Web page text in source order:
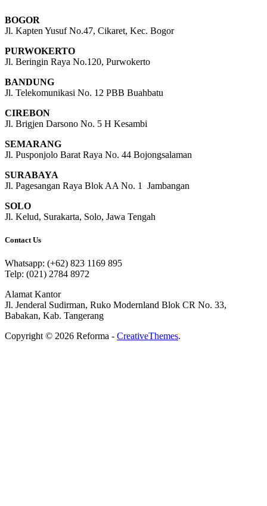
BOGOR
Jl. Kapten Yusuf No.47, Cikaret, Kec. Bogor
PURWOKERTO
Jl. Beringin Raya No.120, Purwokerto
BANDUNG
Jl. Telekomunikasi No. 12 PBB Buahbatu
CIREBON
Jl. Brigjen Darsono No. 5 H Kesambi
SEMARANG
Jl. Pusponjolo Barat Raya No. 44 Bojongsalaman
SURABAYA
Jl. Pagesangan Raya Blok AA No. 1 Jambangan
SOLO
Jl. Kelud, Surakarta, Solo, Jawa Tengah
Contact Us
Whatsapp: (+62) 823 1169 895
Telp: (021) 2784 8972
Alamat Kantor
Jl. Jenderal Sudirman, Ruko Modernland Blok CR No. 33,
Babakan, Kab. Tangerang
Copyright © 2026 Reforma - CreativeThemes.